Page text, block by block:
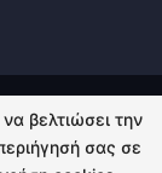
βελτιώσει την
σας σε